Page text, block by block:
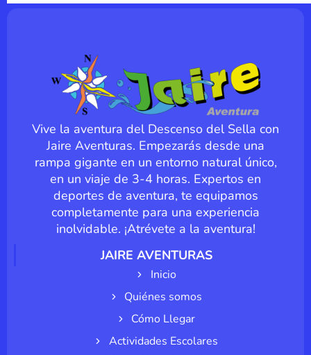
Vive la aventura del Descenso del Sella con
Jaire Aventuras. Empezarás desde una
rampa gigante en un entorno natural único,
en un viaje de 3-4 horas. Expertos en
deportes de aventura, te equipamos
completamente para una experiencia
inolvidable. ¡Atrévete a la aventura!
JAIRE AVENTURAS
Inicio
Quiénes somos
Cómo Llegar
Actividades Escolares